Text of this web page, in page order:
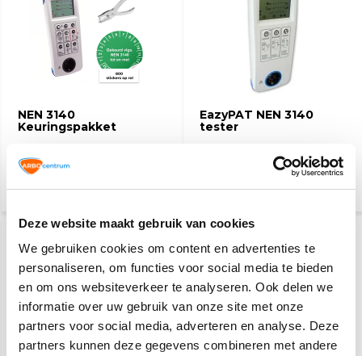
Deze website maakt gebruik van cookies
We gebruiken cookies om content en advertenties te
personaliseren, om functies voor social media te bieden
en om ons websiteverkeer te analyseren. Ook delen we
informatie over uw gebruik van onze site met onze
partners voor social media, adverteren en analyse. Deze
partners kunnen deze gegevens combineren met andere
NEN 3140
Keuringspakket
903,45
(1.049,07 Incl. btw)
EazyPAT NEN 3140
tester
453,90
(549,22 Incl. btw)